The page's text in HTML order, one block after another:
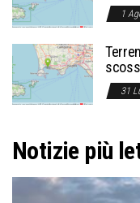
1
31
Notizie più